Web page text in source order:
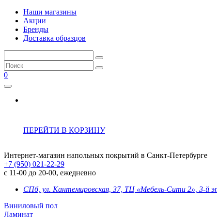
Наши магазины
Акции
Бренды
Доставка образцов
0
ПЕРЕЙТИ В КОРЗИНУ
Интернет-магазин напольных покрытий в Санкт-Петербурге
+7 (950) 021-22-29
с 11-00 до 20-00, ежедневно
СПб, ул. Кантемировская, 37, ТЦ «Мебель-Сити 2», 3-й
Виниловый пол
Ламинат